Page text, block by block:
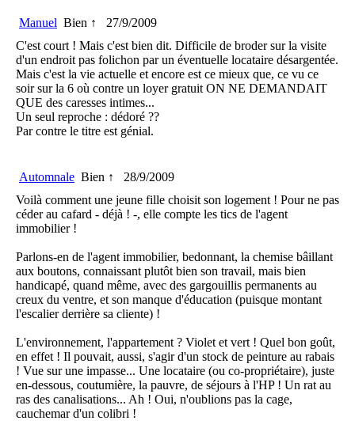
Manuel Bien ↑
27/9/2009
C'est court ! Mais c'est bien dit. Difficile de broder sur la visite
d'un endroit pas folichon par un éventuelle locataire désargentée.
Mais c'est la vie actuelle et encore est ce mieux que, ce vu ce
soir sur la 6 où contre un loyer gratuit ON NE DEMANDAIT
QUE des caresses intimes...
Un seul reproche : dédoré ??
Par contre le titre est génial.
Automnale Bien ↑
28/9/2009
Voilà comment une jeune fille choisit son logement ! Pour ne pas
céder au cafard - déjà ! -, elle compte les tics de l'agent
immobilier !
Parlons-en de l'agent immobilier, bedonnant, la chemise bâillant
aux boutons, connaissant plutôt bien son travail, mais bien
handicapé, quand même, avec des gargouillis permanents au
creux du ventre, et son manque d'éducation (puisque montant
l'escalier derrière sa cliente) !
L'environnement, l'appartement ? Violet et vert ! Quel bon goût,
en effet ! Il pouvait, aussi, s'agir d'un stock de peinture au rabais
! Vue sur une impasse... Une locataire (ou co-propriétaire), juste
en-dessous, coutumière, la pauvre, de séjours à l'HP ! Un rat au
ras des canalisations... Ah ! Oui, n'oublions pas la cage,
cauchemar d'un colibri !